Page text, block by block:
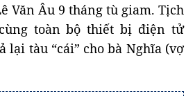
Văn Âu 9 tháng tù giam. Tịch
toàn bộ thiết bị điện tử
lại tàu “cái” cho bà Nghĩa (vợ